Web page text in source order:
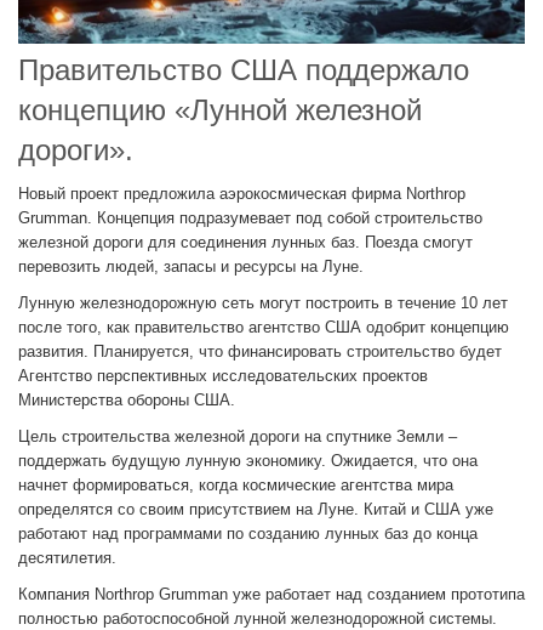
Правительство США поддержало
концепцию «Лунной железной
дороги».
Новый проект предложила аэрокосмическая фирма Northrop
Grumman. Концепция подразумевает под собой строительство
железной дороги для соединения лунных баз. Поезда смогут
перевозить людей, запасы и ресурсы на Луне.
Лунную железнодорожную сеть могут построить в течение 10 лет
после того, как правительство агентство США одобрит концепцию
развития. Планируется, что финансировать строительство будет
Агентство перспективных исследовательских проектов
Министерства обороны США.
Цель строительства железной дороги на спутнике Земли –
поддержать будущую лунную экономику. Ожидается, что она
начнет формироваться, когда космические агентства мира
определятся со своим присутствием на Луне. Китай и США уже
работают над программами по созданию лунных баз до конца
десятилетия.
Компания Northrop Grumman уже работает над созданием прототипа
полностью работоспособной лунной железнодорожной системы.